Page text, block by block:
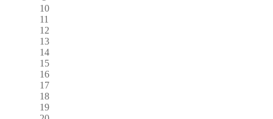
10
11
12
13
14
15
16
17
18
19